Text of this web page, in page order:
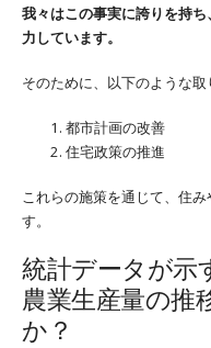
我々はこの事実に誇りを持
力しています。
そのために、以下のような取
都市計画の改善
住宅政策の推進
これらの施策を通じて、住
す。
統計データが示
農業生産量の推
か？